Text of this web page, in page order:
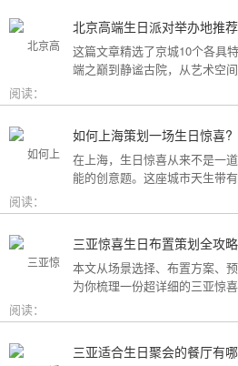
这篇文章精选了京城10个各具
端之巅到静谧古院，从艺术空
阅读：
如何上海策划一场生日惊喜?
在上海，生日惊喜从来不是一
能的创意题。这座城市天生带
滩的璀璨夜景，还是梧桐树下
无尽的灵感
阅读：
本文从场景选择、布置方案、
为你梳理一份超详细的三亚惊
阅读：